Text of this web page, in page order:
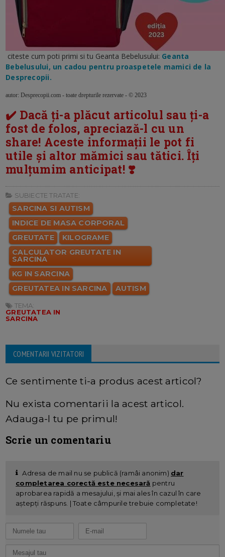
citeste cum poti primi si tu Geanta Bebelusului: Geanta
Bebelusului, un cadou pentru proaspetele mamici de la
Desprecopii.
autor: Desprecopii.com - toate drepturile rezervate - © 2023
✔️ Dacă ți-a plăcut articolul sau ți-a
fost de folos, apreciază-l cu un
share! Aceste informații le pot fi
utile și altor mămici sau tătici. Îți
mulțumim anticipat! ❣️
SUBIECTE TRATATE:
SARCINA SI AUTISM
INDICE DE MASA CORPORAL
GREUTATE
KILOGRAME
CALCULATOR GREUTATE IN
SARCINA
KG IN SARCINA
GREUTATEA IN SARCINA
AUTISM
TEMA:
GREUTATEA IN
SARCINA
COMENTARII VIZITATORI
Ce sentimente ti-a produs acest articol?
Nu exista comentarii la acest articol.
Adauga-l tu pe primul!
Scrie un comentariu
Adresa de mail nu se publică (ramâi anonim) dar
completarea corectă este necesară pentru
aprobarea rapidă a mesajului, și mai ales în cazul în care
aștepți răspuns. | Toate câmpurile trebuie completate!